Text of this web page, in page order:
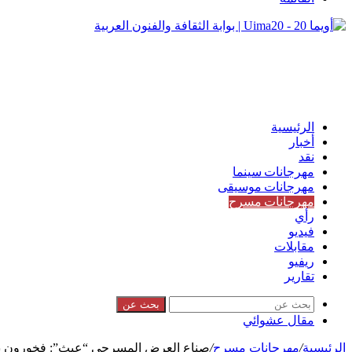
الرئيسية
أخبار
نقد
مهرجانات سينما
مهرجانات موسيقى
مهرجانات مسرح
رأي
فيديو
مقابلات
ريفيو
تقارير
بحث عن
مقال عشوائي
الرئيسية/مهرجانات مسرح/صناع العرض المسرحي “عبث”: فخورون